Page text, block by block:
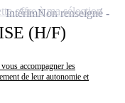
(H/F)
accompagner les
de leur autonomie et
IntérimNon renseigné
offre à ma sélection